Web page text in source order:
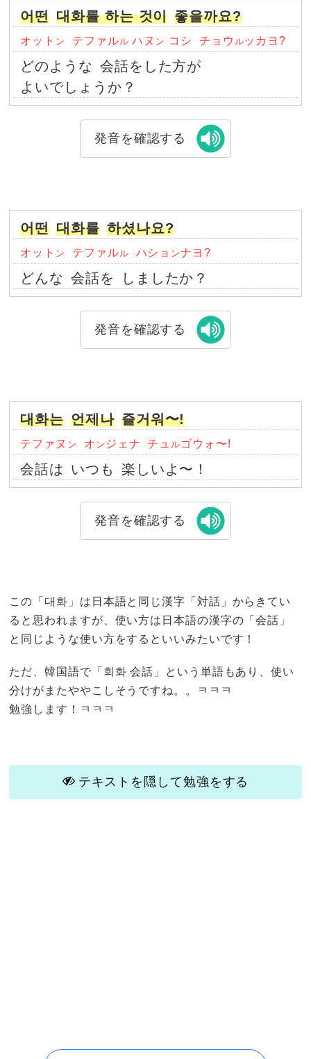
어떤 대화를 하는 것이 좋을까요?
オット ン テファルル ハヌ ン コシ チョウ ルッカヨ?
どのような 会話をした方が
よいでしょうか？
発音を確認する
어떤 대화를 하셨나요?
オット ン テファルル ハショ ンナヨ?
どんな 会話を しましたか？
発音を確認する
대화는 언제나 즐거워〜!
テファヌ ン オ ン ジェナ チュ ル ゴウォ〜!
会話は いつも 楽しいよ〜！
発音を確認する
この「대화」は日本語と同じ漢字「対話」からきてい
ると思われますが、使い方は日本語の漢字の「会話」
と同じような使い方をするといいみたいです！
ただ、韓国語で「회화 会話」という単語もあり、使い
分けがまたややこしそうですね。。ㅋㅋㅋ
勉強します！ㅋㅋㅋ
テキストを隠して勉強をする